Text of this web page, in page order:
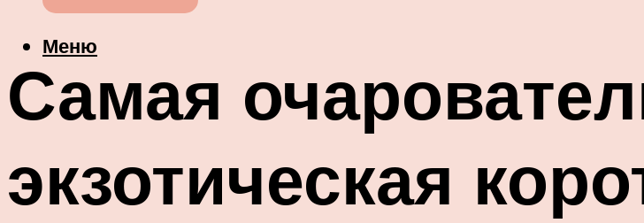
Меню
Самая
экзотическая